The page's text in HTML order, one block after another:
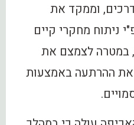
וממקד את
ניתוח מחקרי קיים
במטרה לצמצם את
את ההרתעה באמצעות